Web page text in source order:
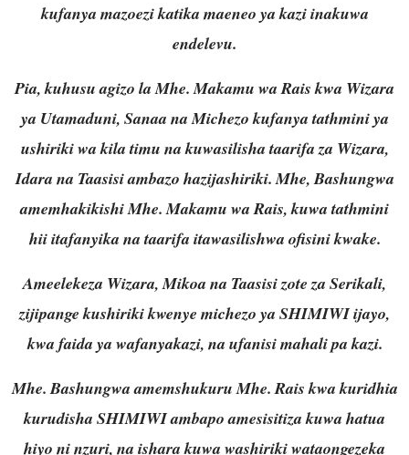
kufanya mazoezi katika maeneo ya kazi inakuwa
endelevu.
Pia, kuhusu agizo la Mhe. Makamu wa Rais kwa Wizara
ya Utamaduni, Sanaa na Michezo kufanya tathmini ya
ushiriki wa kila timu na kuwasilisha taarifa za Wizara,
Idara na Taasisi ambazo hazijashiriki. Mhe, Bashungwa
amemhakikishi Mhe. Makamu wa Rais, kuwa tathmini
hii itafanyika na taarifa itawasilishwa ofisini kwake.
Ameelekeza Wizara, Mikoa na Taasisi zote za Serikali,
zijipange kushiriki kwenye michezo ya SHIMIWI ijayo,
kwa faida ya wafanyakazi, na ufanisi mahali pa kazi.
Mhe. Bashungwa amemshukuru Mhe. Rais kwa kuridhia
kurudisha SHIMIWI ambapo amesisitiza kuwa hatua
hiyo ni nzuri, na ishara kuwa washiriki wataongezeka